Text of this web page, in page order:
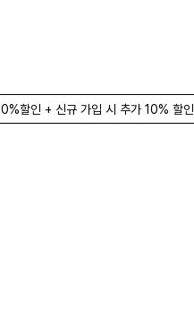
할인 + 신규 가입 시 추가 10% 할인